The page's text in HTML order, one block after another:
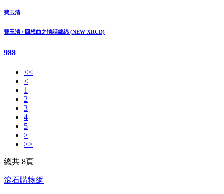
費玉清
費玉清 / 回想曲之情話綿綿 (NEW XRCD)
988
<<
<
1
2
3
4
5
>
>>
總共 8頁
滾石購物網